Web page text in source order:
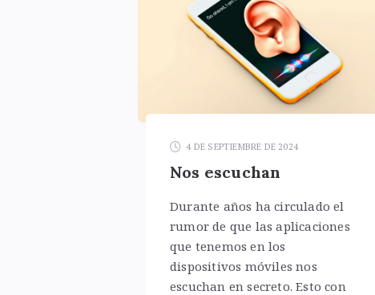
4 DE SEPTIEMBRE DE 2024
Nos escuchan
Durante años ha circulado el
rumor de que las aplicaciones
que tenemos en los
dispositivos móviles nos
escuchan en secreto. Esto con